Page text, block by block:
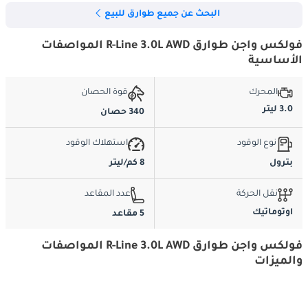
البحث عن جميع طوارق للبيع
فولكس واجن طوارق R-Line 3.0L AWD المواصفات
الأساسية
المحرك
3.0 ليتر
قوة الحصان
340 حصان
نوع الوقود
بترول
استهلاك الوقود
8 كم/ليتر
نقل الحركة
اوتوماتيك
عدد المقاعد
5 مقاعد
فولكس واجن طوارق R-Line 3.0L AWD المواصفات
والميزات